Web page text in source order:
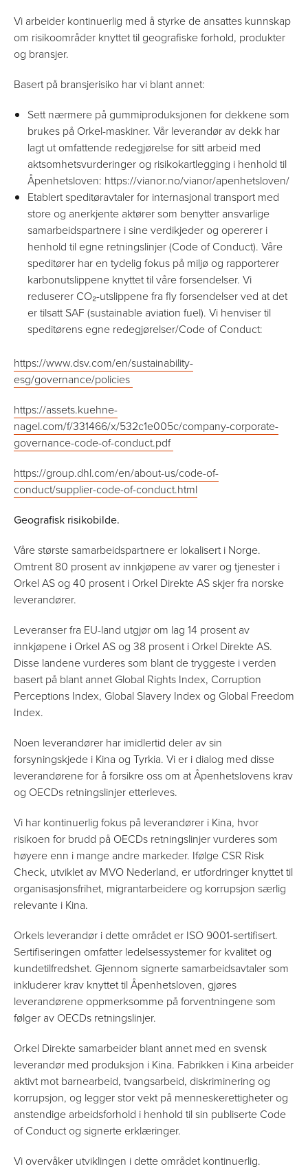
Vi arbeider kontinuerlig med å styrke de ansattes kunnskap
om risikoområder knyttet til geografiske forhold, produkter
og bransjer.
Basert på bransjerisiko har vi blant annet:
Sett nærmere på gummiproduksjonen for dekkene som
brukes på Orkel-maskiner. Vår leverandør av dekk har
lagt ut omfattende redegjørelse for sitt arbeid med
aktsomhetsvurderinger og risikokartlegging i henhold til
Åpenhetsloven: https://vianor.no/vianor/apenhetsloven/
Etablert speditøravtaler for internasjonal transport med
store og anerkjente aktører som benytter ansvarlige
samarbeidspartnere i sine verdikjeder og opererer i
henhold til egne retningslinjer (Code of Conduct). Våre
speditører har en tydelig fokus på miljø og rapporterer
karbonutslippene knyttet til våre forsendelser. Vi
reduserer CO₂-utslippene fra fly forsendelser ved at det
er tilsatt SAF (sustainable aviation fuel). Vi henviser til
speditørens egne redegjørelser/Code of Conduct:
https://www.dsv.com/en/sustainability-
esg/governance/policies
https://assets.kuehne-
nagel.com/f/331466/x/532c1e005c/company-corporate-
governance-code-of-conduct.pdf
https://group.dhl.com/en/about-us/code-of-
conduct/supplier-code-of-conduct.html
Geografisk risikobilde.
Våre største samarbeidspartnere er lokalisert i Norge.
Omtrent 80 prosent av innkjøpene av varer og tjenester i
Orkel AS og 40 prosent i Orkel Direkte AS skjer fra norske
leverandører.
Leveranser fra EU-land utgjør om lag 14 prosent av
innkjøpene i Orkel AS og 38 prosent i Orkel Direkte AS.
Disse landene vurderes som blant de tryggeste i verden
basert på blant annet Global Rights Index, Corruption
Perceptions Index, Global Slavery Index og Global Freedom
Index.
Noen leverandører har imidlertid deler av sin
forsyningskjede i Kina og Tyrkia. Vi er i dialog med disse
leverandørene for å forsikre oss om at Åpenhetslovens krav
og OECDs retningslinjer etterleves.
Vi har kontinuerlig fokus på leverandører i Kina, hvor
risikoen for brudd på OECDs retningslinjer vurderes som
høyere enn i mange andre markeder. Ifølge CSR Risk
Check, utviklet av MVO Nederland, er utfordringer knyttet til
organisasjonsfrihet, migrantarbeidere og korrupsjon særlig
relevante i Kina.
Orkels leverandør i dette området er ISO 9001-sertifisert.
Sertifiseringen omfatter ledelsessystemer for kvalitet og
kundetilfredshet. Gjennom signerte samarbeidsavtaler som
inkluderer krav knyttet til Åpenhetsloven, gjøres
leverandørene oppmerksomme på forventningene som
følger av OECDs retningslinjer.
Orkel Direkte samarbeider blant annet med en svensk
leverandør med produksjon i Kina. Fabrikken i Kina arbeider
aktivt mot barnearbeid, tvangsarbeid, diskriminering og
korrupsjon, og legger stor vekt på menneskerettigheter og
anstendige arbeidsforhold i henhold til sin publiserte Code
of Conduct og signerte erklæringer.
Vi overvåker utviklingen i dette området kontinuerlig.